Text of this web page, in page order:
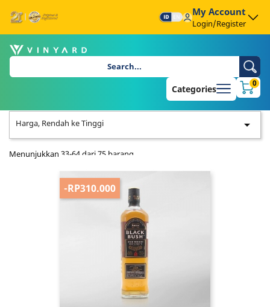
My Account
Login/Register
Categories
0
Harga, Rendah ke Tinggi 
Menunjukkan 33-64 dari 75 barang
-RP310.000